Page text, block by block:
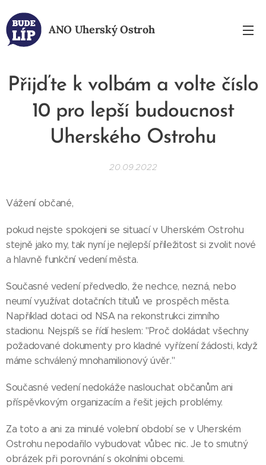
ANO Uherský Ostroh
Přijďte k volbám a volte číslo
10 pro lepší budoucnost
Uherského Ostrohu
20.09.2022
Vážení občané,
pokud nejste spokojeni se situací v Uherském Ostrohu
stejně jako my, tak nyní je nejlepší příležitost si zvolit nové
a hlavně funkční vedení města.
Současné vedení předvedlo, že nechce, nezná, nebo
neumí využívat dotačních titulů ve prospěch města.
Například dotaci od NSA na rekonstrukci zimního
stadionu. Nejspíš se řídí heslem: "Proč dokládat všechny
požadované dokumenty pro kladné vyřízení žádosti, když
máme schválený mnohamilionový úvěr."
Současné vedení nedokáže naslouchat občanům ani
příspěvkovým organizacím a řešit jejich problémy.
Za toto a ani za minulé volební období se v Uherském
Ostrohu nepodařilo vybudovat vůbec nic. Je to smutný
obrázek při porovnání s okolními obcemi.